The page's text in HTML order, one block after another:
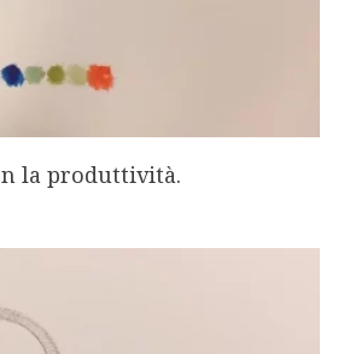
la produttività.